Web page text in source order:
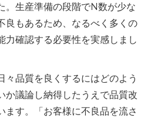
。生産準備の段階でN数が少な
良もあるため、なるべく多くの
力確認する必要性を実感しまし
々品質を良くするにはどのよう
か議論し納得したうえで品質改
ます。「お客様に不良品を流さ